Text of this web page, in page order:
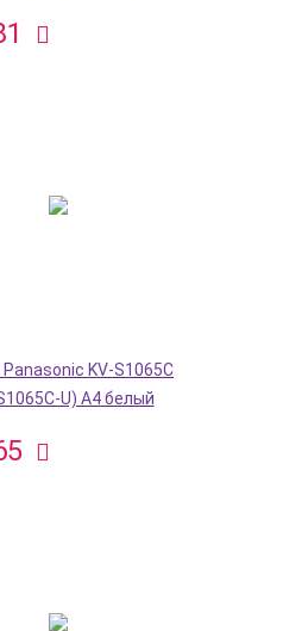
KV-S1065C
U) A4 белый